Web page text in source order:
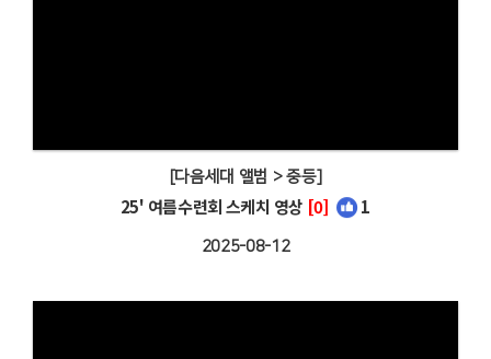
[다음세대 앨범 > 중등]
25' 여름수련회 스케치 영상 [0] 1
2025-08-12